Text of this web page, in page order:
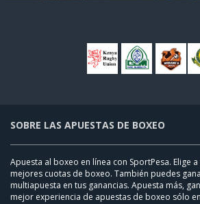
SOBRE LAS APUESTAS DE BOXEO
Apuesta al boxeo en línea con SportPesa. Elige
mejores cuotas de boxeo. También puedes
multiapuesta en tus ganancias. Apuesta más,
mejor experiencia de apuestas de boxeo sólo